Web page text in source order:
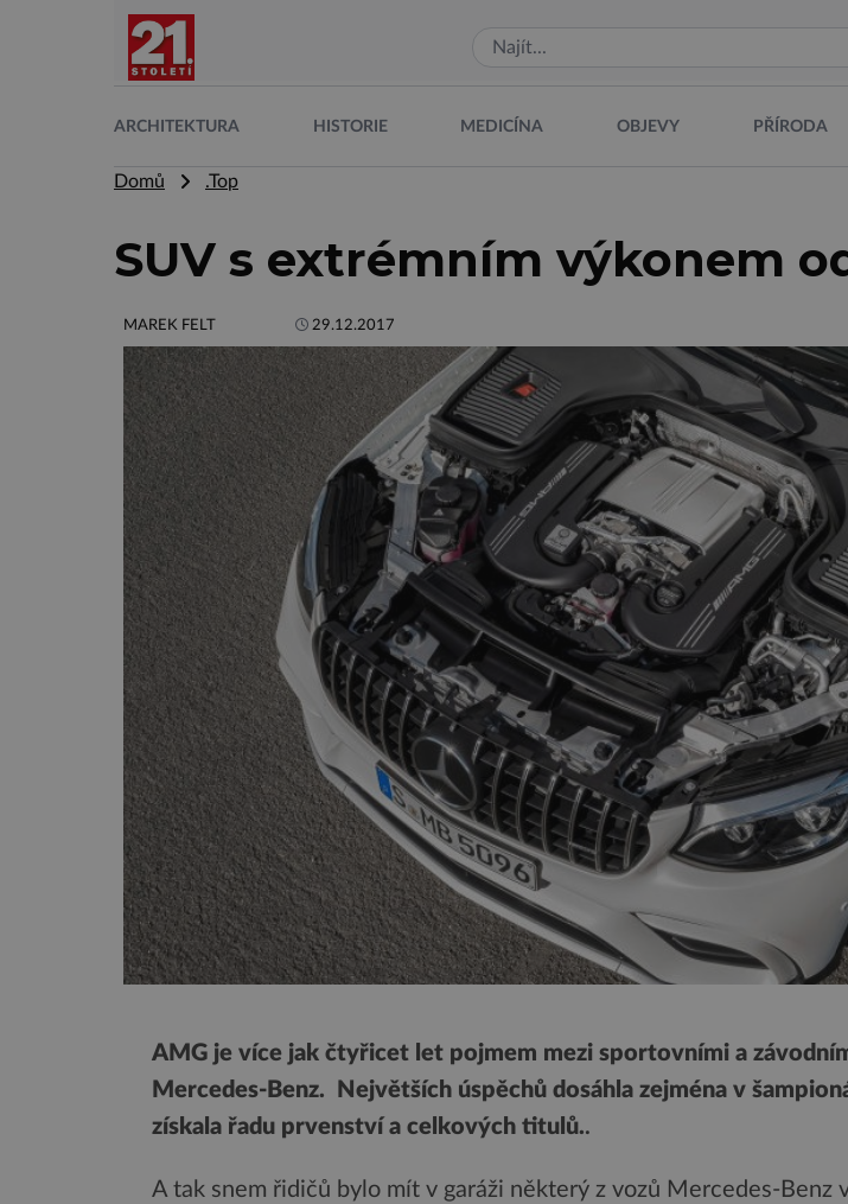
ARCHITEKTURA HISTORIE MEDICÍNA OBJEVY PŘÍRODA
Domů .Top
SUV s extrémním výkonem
MAREK FELT 29.12.2017
AMG je více jak čtyřicet let pojmem mezi sportovními a
Mercedes-Benz. Největších úspěchů dosáhla zejména v
získala řadu prvenství a celkových titulů..
A tak snem řidičů bylo mít v garáži některý z vozů Mercedes-Benz